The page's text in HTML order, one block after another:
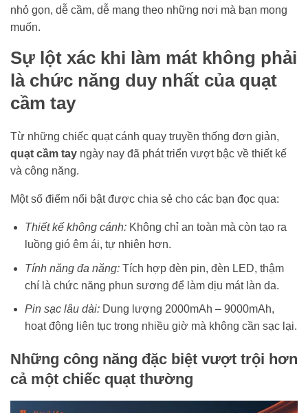
nhỏ gọn, dễ cầm, dễ mang theo những nơi mà bạn mong
muốn.
Sự lột xác khi làm mát không phải
là chức năng duy nhất của quạt
cầm tay
Từ những chiếc quạt cánh quay truyền thống đơn giản,
quạt cầm tay ngày nay đã phát triển vượt bậc về thiết kế
và công năng.
Một số điểm nổi bật được chia sẻ cho các bạn đọc qua:
Thiết kế không cánh: Không chỉ an toàn mà còn tạo ra
luồng gió êm ái, tự nhiên hơn.
Tính năng đa năng: Tích hợp đèn pin, đèn LED, thậm
chí là chức năng phun sương để làm dịu mát làn da.
Pin sạc lâu dài: Dung lượng 2000mAh – 9000mAh,
hoạt động liên tục trong nhiều giờ mà không cần sạc lại.
Những công năng đặc biệt vượt trội hơn
cả một chiếc quạt thường